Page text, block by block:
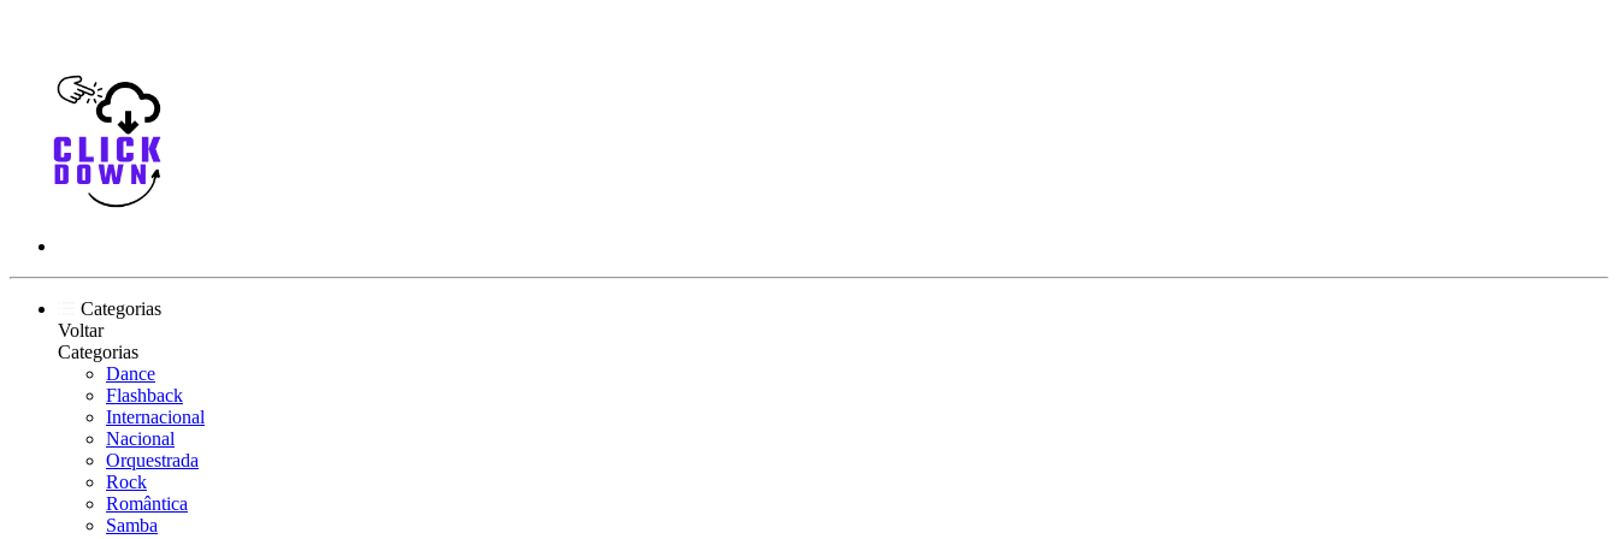
Categorias
Voltar
Categorias
Dance
Flashback
Internacional
Nacional
Orquestrada
Rock
Romântica
Samba